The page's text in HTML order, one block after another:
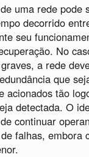
uma rede pode
decorrido
seu
No
a rede
que
acionados tão
detectada. O
continuar
falhas, embora